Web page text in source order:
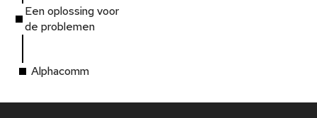
Een oplossing voor
de problemen
Alphacomm